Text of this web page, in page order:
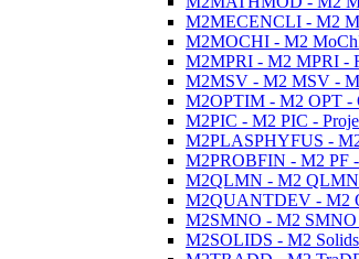
M2MECENCLI - M2
M2MOCHI - M2
M2MPRI - M2 MPRI -
M2MSV - M2 MSV -
M2OPTIM - M2 OPT -
M2PIC - M2 PIC -
M2PLASPHYFUS - M2
M2PROBFIN - M2 PF -
M2QLMN - M2 QLMN
M2QUANTDEV - M2
M2SMNO - M2 SMNO
M2SOLIDS - M2